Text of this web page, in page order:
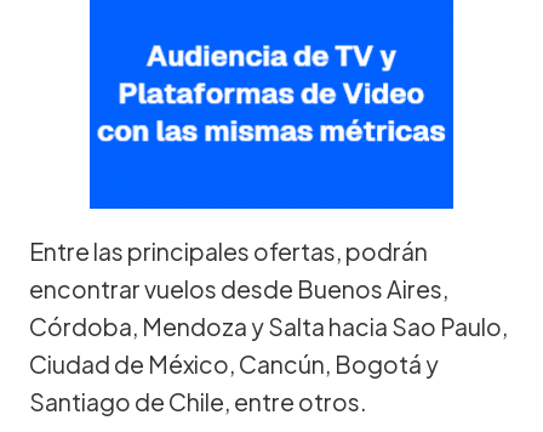
Entre las principales ofertas, podrán
encontrar vuelos desde Buenos Aires,
Córdoba, Mendoza y Salta hacia Sao Paulo,
Ciudad de México, Cancún, Bogotá y
Santiago de Chile, entre otros.